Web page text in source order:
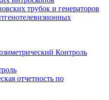
трубок и генераторов
Контроль
отчетность по